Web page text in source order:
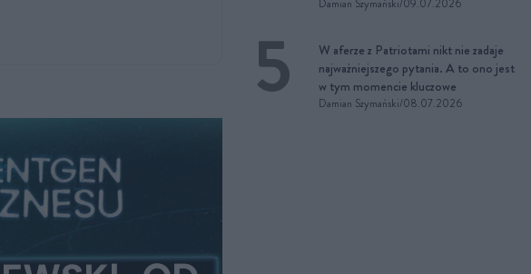
Damian Szymański/09.07.2026
W aferze z Patriotami nikt nie zadaje
najważniejszego pytania. A to ono jest
w tym momencie kluczowe
Damian Szymański/08.07.2026